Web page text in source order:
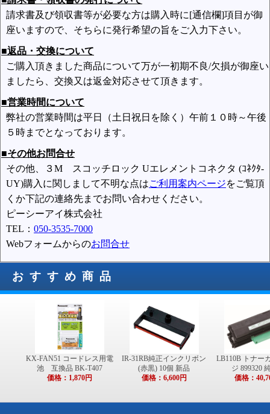
請求書及び領収書等が必要な方は購入時に[通信欄]項目が御
座いますので、そちらに発行希望の旨をご入力下さい。
■返品・交換について
ご購入頂きました商品について万が一初期不良/欠損が御座い
ましたら、交換又は返金対応させて頂きます。
■営業時間について
弊社の営業時間は平日（土日祝日を除く）午前１０時～午後
５時までとなっております。
■その他お問合せ
その他、３M スコッチロック Uエレメントコネクタ (ｺﾈｸﾀ-
UY)購入に関しまして不明な点はご利用案内ページをご覧頂
くか下記の連絡先までお問い合わせください。
ピーシーアイ株式会社
TEL： 050-3535-7000
Webフォームからのお問合せ
おすすめ商品
KX-FAN51 コードレス用電
池 互換品 BK-T407
価格：1,870円
IR-31RB純正インクリボン
(赤黒) 10個 新品
価格：6,600円
LB110B トナー
ジ 899320
価格：